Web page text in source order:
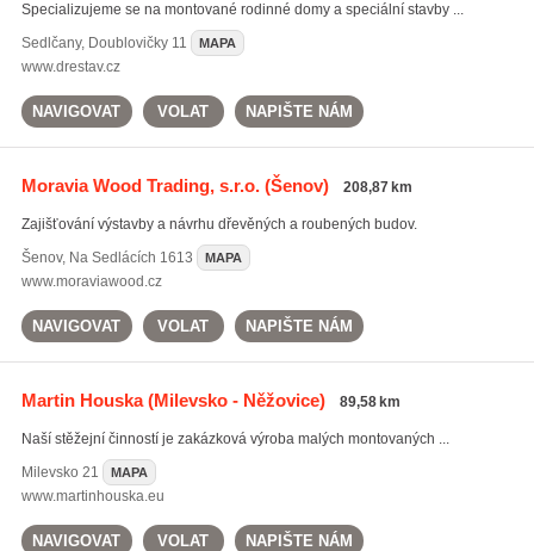
Specializujeme se na montované rodinné domy a speciální stavby ...
Sedlčany, Doublovičky 11 MAPA
www.drestav.cz
NAVIGOVAT VOLAT NAPIŠTE NÁM
Moravia Wood Trading, s.r.o.(Šenov) 208,87 km
Zajišťování výstavby a návrhu dřevěných a roubených budov.
Šenov, Na Sedlácích 1613 MAPA
www.moraviawood.cz
NAVIGOVAT VOLAT NAPIŠTE NÁM
Martin Houska(Milevsko - Něžovice) 89,58 km
Naší stěžejní činností je zakázková výroba malých montovaných ...
Milevsko 21 MAPA
www.martinhouska.eu
NAVIGOVAT VOLAT NAPIŠTE NÁM